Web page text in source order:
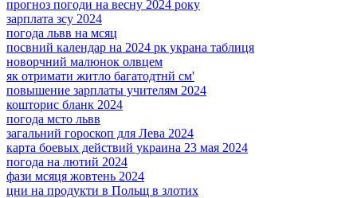
прогноз погоди на весну 2024 року
зарплата зсу 2024
погода львв на мсяц
посвний календар на 2024 рк украна таблиця
новорчний малюнок олвцем
як отримати житло багатодтнй см'
повышение зарплаты учителям 2024
кошторис бланк 2024
погода мсто львв
загальний гороскоп для Лева 2024
карта боевых действий украина 23 мая 2024
погода на лютий 2024
фази мсяця жовтень 2024
цни на продукти в Польщ в злотих